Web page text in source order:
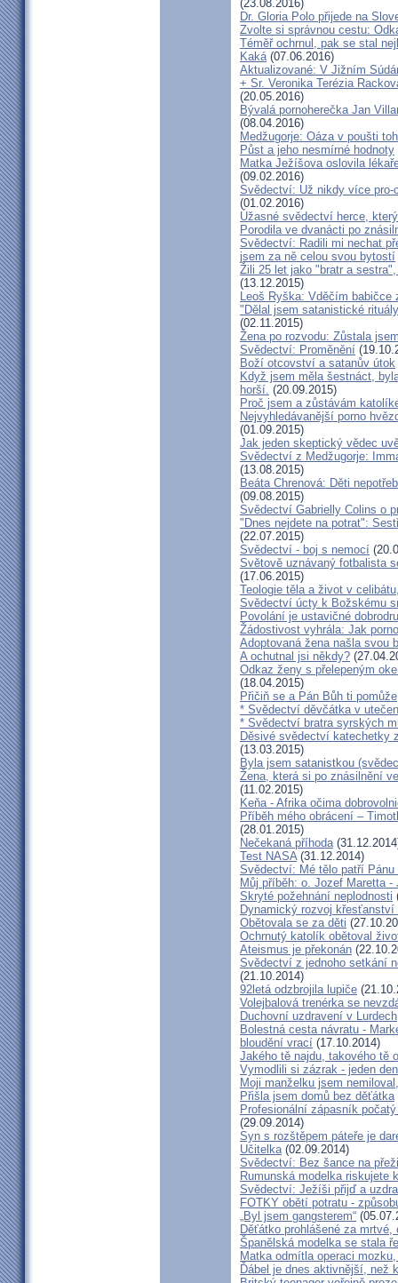
(23.08.2016)
Dr. Gloria Polo přijede na
Zvolte si správnou cestu:
Téměř ochrnul, pak se stal
Kaká(07.06.2016)
Aktualizované: V Jižním
+ Sr. Veronika Terézia
(20.05.2016)
Bývalá pornoherečka Jan
(08.04.2016)
Medžugorje: Oáza v poušti
Půst a jeho nesmírné hodnoty
Matka Ježíšova oslovila
(09.02.2016)
Svědectví: Už nikdy více pro-
(01.02.2016)
Úžasné svědectví herce,
Porodila ve dvanácti po
Svědectví: Radili mi nechat
jsem za ně celou svou bytostí
Žili 25 let jako "bratr a
(13.12.2015)
Leoš Ryška: Vděčím babičce
"Dělal jsem satanistické
(02.11.2015)
Žena po rozvodu: Zůstala
Svědectví: Proměnění
Boží otcovství a satanův útok
Když jsem měla šestnáct,
horší. (20.09.2015)
Proč jsem a zůstávám
Nejvyhledávanější porno
(01.09.2015)
Jak jeden skeptický vědec
Svědectví z Medžugorje:
(13.08.2015)
Beáta Chrenová: Děti
(09.08.2015)
Svědectví Gabrielly Colins o
"Dnes nejdete na potrat":
(22.07.2015)
Svědectví - boj s nemocí
Světově uznávaný fotbalista
(17.06.2015)
Teologie těla a život v
Svědectví úcty k Božskému
Povolání je ustavičné
Žádostivost vyhrála: Jak
Adoptovaná žena našla svou
A ochutnal jsi někdy?
Odkaz ženy s přelepeným
(18.04.2015)
Přičiň se a Pán Bůh ti pomůže
* Svědectví děvčátka v
* Svědectví bratra syrských
Děsivé svědectví katechetky
(13.03.2015)
Byla jsem satanistkou
Žena, která si po znásilnění
(11.02.2015)
Keňa - Afrika očima
Příběh mého obrácení –
(28.01.2015)
Nečekaná příhoda
Test NASA(31.12.2014)
Svědectví: Mé tělo patří
Můj příběh: o. Jozef Maretta
Skryté požehnání neplodnosti
Dynamický rozvoj křesťanství
Obětovala se za děti
Ochrnutý katolík obětoval
Ateismus je překonán
Svědectví z jednoho setkání
(21.10.2014)
92letá odzbrojila lupiče
Volejbalová trenérka se
Duchovní uzdravení v Lurdech
Bolestná cesta návratu -
bloudění vrací (17.10.2014)
Jakého tě najdu, takového tě
Vymodlili si zázrak - jeden
Moji manželku jsem
Přišla jsem domů bez děťátka
Profesionální zápasník
(29.09.2014)
Syn s rozštěpem páteře je
Učitelka(02.09.2014)
Svědectví: Bez šance na
Rumunská modelka riskujete
Svědectví: Ježíši přijď a
FOTKY obětí potratu -
„Byl jsem gangsterem“
Děťátko prohlášené za
Španělská modelka se stala
Matka odmítla operaci
Ďábel je dnes aktivnější, než